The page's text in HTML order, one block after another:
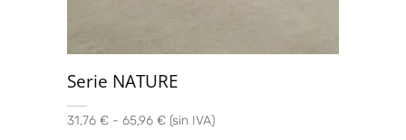
Serie NATURE
31,76 € - 65,96 € (sin IVA)